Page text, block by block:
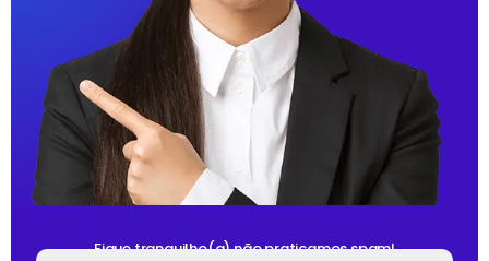
Fique tranquilho(a) não praticamos spam!